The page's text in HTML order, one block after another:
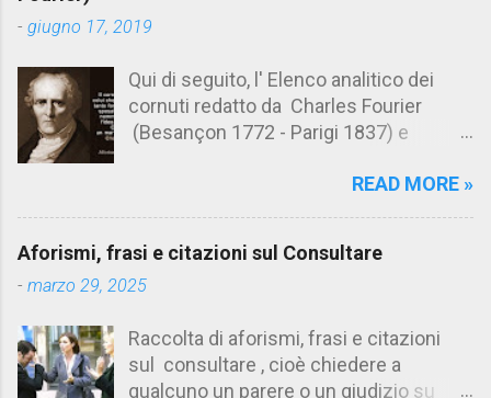
t
- giugno 17, 2019
Qui di seguito, l' Elenco analitico dei
cornuti redatto da Charles Fourier
(Besançon 1772 - Parigi 1837) e
Aforismario trovi anche una raccolta di
cornuto pretenzioso: colui che ritiene
sua moglie tanto fortunata, per averlo
ammettere l'idea del tradimento. Ciò lo
rende un marito assai comodo.
READ MORE »
Aforismi, frasi e citazioni sul Consultare
- marzo 29, 2025
Raccolta di aforismi, frasi e citazioni
sul consultare , cioè chiedere a
qualcuno un parere o un giudizio su